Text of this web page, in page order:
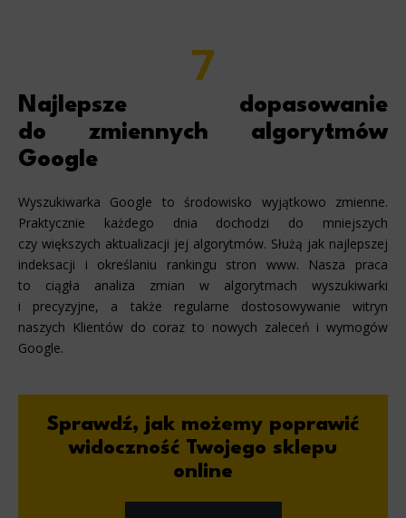
7
Najlepsze dopasowanie
do zmiennych algorytmów
Google
Wyszukiwarka Google to środowisko wyjątkowo zmienne.
Praktycznie każdego dnia dochodzi do mniejszych
czy większych aktualizacji jej algorytmów. Służą jak najlepszej
indeksacji i określaniu rankingu stron www. Nasza praca
to ciągła analiza zmian w algorytmach wyszukiwarki
i precyzyjne, a także regularne dostosowywanie witryn
naszych Klientów do coraz to nowych zaleceń i wymogów
Google.
Sprawdź, jak możemy poprawić
widoczność Twojego sklepu
online